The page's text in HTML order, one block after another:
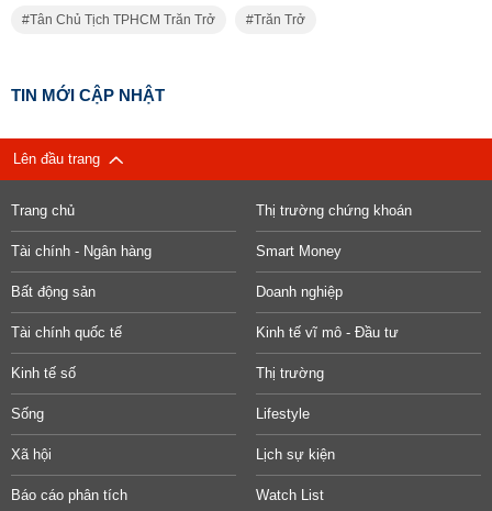
Tân Chủ Tịch TPHCM Trăn Trở Trăn Trở
TIN MỚI CẬP NHẬT
Lên đầu trang
Trang chủ Thị trường chứng khoán
Tài chính - Ngân hàng Smart Money
Bất động sản Doanh nghiệp
Tài chính quốc tế Kinh tế vĩ mô - Đầu tư
Kinh tế số Thị trường
Sống Lifestyle
Xã hội Lịch sự kiện
Báo cáo phân tích Watch List